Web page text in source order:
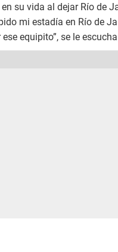
su vida al dejar Río de
mi estadía en Río de
ese equipito”, se le